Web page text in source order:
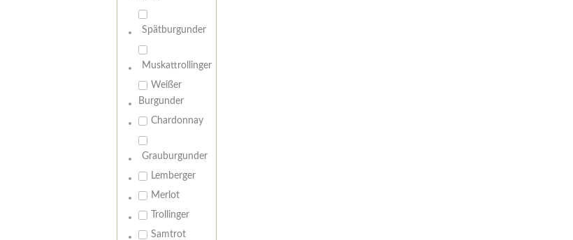
Spätburgunder
Muskattrollinger
Weißer
Burgunder
Chardonnay
Grauburgunder
Lemberger
Merlot
Trollinger
Samtrot